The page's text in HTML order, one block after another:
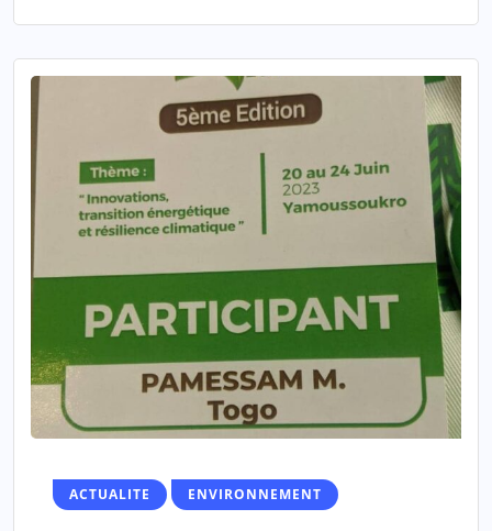
ACTUALITE ENVIRONNEMENT